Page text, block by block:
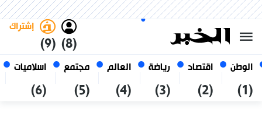
الوطن
(1)
اقتصاد
(2)
رياضة
(3)
العالم
(4)
مجتمع
(5)
اسلاميات
(6)
(8)
إشتراك
(9)
07 أغسطس 2026
الجزائر